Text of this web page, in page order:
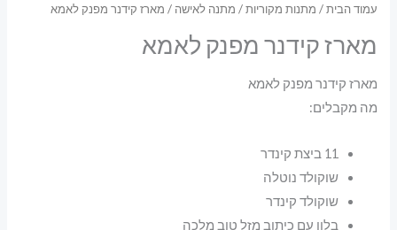
עמוד הבית/ מתנות מקוריות/ מתנה לאישה / מארז קידנר מפנק לאמא
מארז קידנר מפנק לאמא
מארז קידנר מפנק לאמא
מה מקבלים:
11 ביצת קינדר
שוקולד נוטלה
שוקולד קינדר
בלון עם כיתוב מזל טוב מלכה